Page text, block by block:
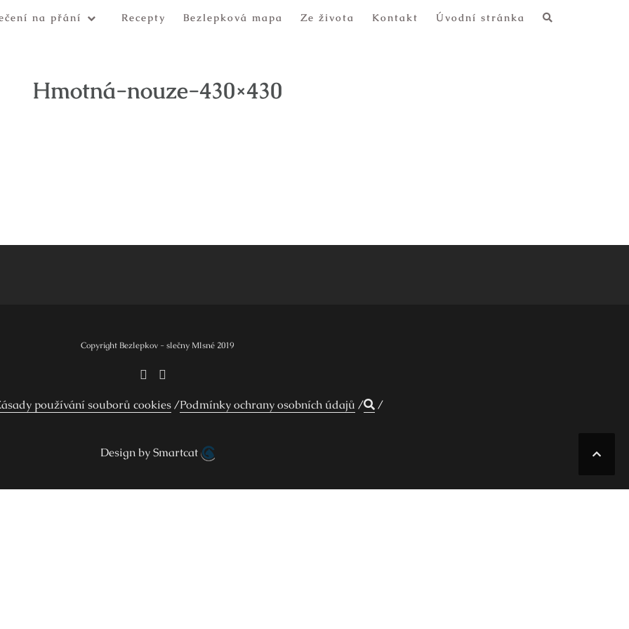
na přání Recepty Bezlepková mapa Ze života Kontakt Úvodní stránka
Hmotná-nouze-430×430
Copyright Bezlepkov - slečny Mlsné 2019
používání souborů cookies Podmínky ochrany osobních údajů
Design by Smartcat